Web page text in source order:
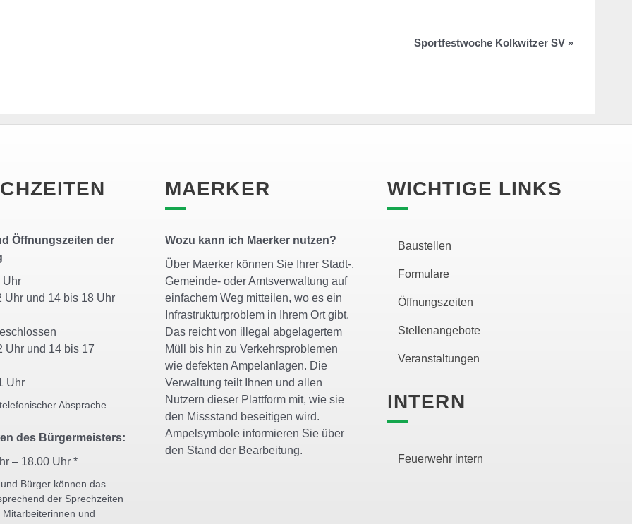
Sportfestwoche Kolkwitzer SV »
Öffnungszeiten der
Uhr
und 14 bis 18 Uhr
Uhr und 14 bis 17
Uhr
Absprache
des Bürgermeisters:
– 18.00 Uhr *
Bürger können das
der Sprechzeiten
und
MAERKER
Wozu kann ich Maerker nutzen?
Über Maerker können Sie Ihrer Stadt-,
Gemeinde- oder Amtsverwaltung auf
einfachem Weg mitteilen, wo es ein
Infrastrukturproblem in Ihrem Ort gibt.
Das reicht von illegal abgelagertem
Müll bis hin zu Verkehrsproblemen
wie defekten Ampelanlagen. Die
Verwaltung teilt Ihnen und allen
Nutzern dieser Plattform mit, wie sie
den Missstand beseitigen wird.
Ampelsymbole informieren Sie über
den Stand der Bearbeitung.
WICHTIGE LINKS
Baustellen
Formulare
Öffnungszeiten
Stellenangebote
Veranstaltungen
INTERN
Feuerwehr intern